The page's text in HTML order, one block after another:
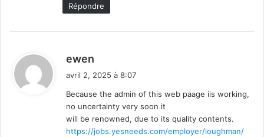
Répondre
ewen
:
avril 2, 2025 à 8:07
Because the admin of this web paage iis working,
no uncertainty very soon it
will be renowned, due to its quality contents.
https://jobs.yesneeds.com/employer/loughman/